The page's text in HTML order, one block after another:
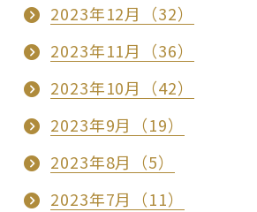
2023年12月（32）
2023年11月（36）
2023年10月（42）
2023年9月（19）
2023年8月（5）
2023年7月（11）